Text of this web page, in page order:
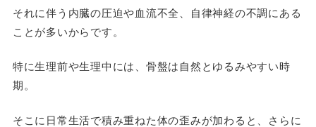
それに伴う内臓の圧迫や血流不全、自律神経の不調にある
ことが多いからです。
特に生理前や生理中には、骨盤は自然とゆるみやすい時
期。
そこに日常生活で積み重ねた体の歪みが加わると、さらに